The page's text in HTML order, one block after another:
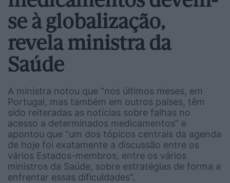
se à globalização,
revela ministra da
Saúde
A ministra notou que “nos últimos meses, em
Portugal, mas também em outros países, têm
sido reiteradas as notícias sobre falhas no
acesso a determinados medicamentos” e
apontou que “um dos tópicos centrais da agenda
de hoje foi exatamente a discussão entre os
vários Estados-membros, entre os vários
ministros da Saúde, sobre estratégias de forma a
enfrentar essas dificuldades”.